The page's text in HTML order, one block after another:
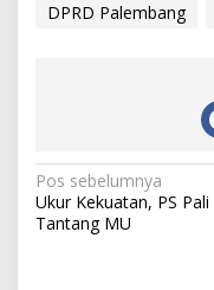
DPRD Palembang
N
a
Pos sebelumnya
Ukur Kekuatan, PS Pali
Tantang MU